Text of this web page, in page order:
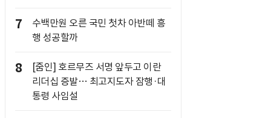
7
수백만원 오른 국민 첫차 아반떼 흥
행 성공할까
8
[줌인] 호르무즈 서명 앞두고 이란
리더십 증발… 최고지도자 잠행·대
통령 사임설